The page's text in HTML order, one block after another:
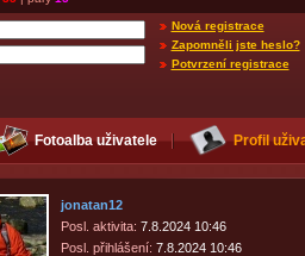
Nová registrace
Zapomněli jste heslo?
Potvrzení registrace
Fotoalba uživatele Profil
jonatan12
Posl. aktivita: 7.8.2024 10:46
Posl. přihlášení: 7.8.2024 10:46